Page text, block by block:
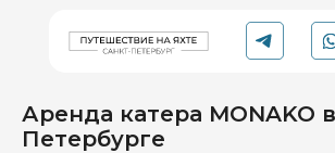
Аренда катера MONAKO
Петербурге